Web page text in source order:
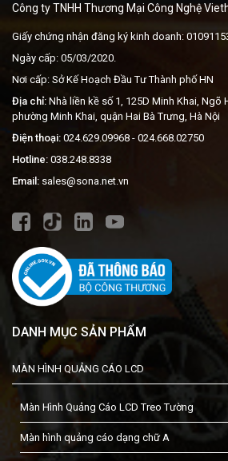
Công ty TNHH Thương Mại Công Nghệ
Giấy chứng nhận đăng ký kinh doanh:
Ngày cấp: 05/03/2020.
Nơi cấp: Sở Kế Hoạch Đầu Tư Thành phố HN
Địa chỉ: Nhà liền kề số 1, 125D Minh Khai, Ngõ
phường Minh Khai, quận Hai Bà Trưng, Hà Nội
Điện thoại: 024.629.09968 - 024.668.02750
Hotline: 038.248.8338
Email: sales@sona.net.vn
DANH MỤC SẢN PHẨM
MÀN HÌNH QUẢNG CÁO LCD
Màn Hình Quảng Cáo LCD Treo Tường
Màn hình quảng cáo dạng chữ A